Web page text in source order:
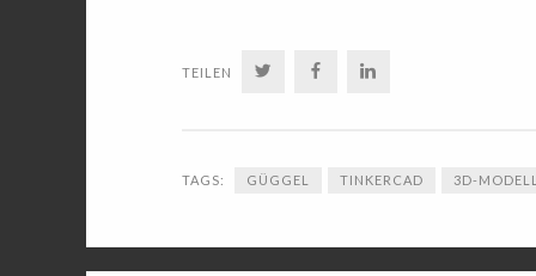
TEILEN TWITTERFACEBOOK
TAGS: GÜGGEL TINKERCAD 3D-